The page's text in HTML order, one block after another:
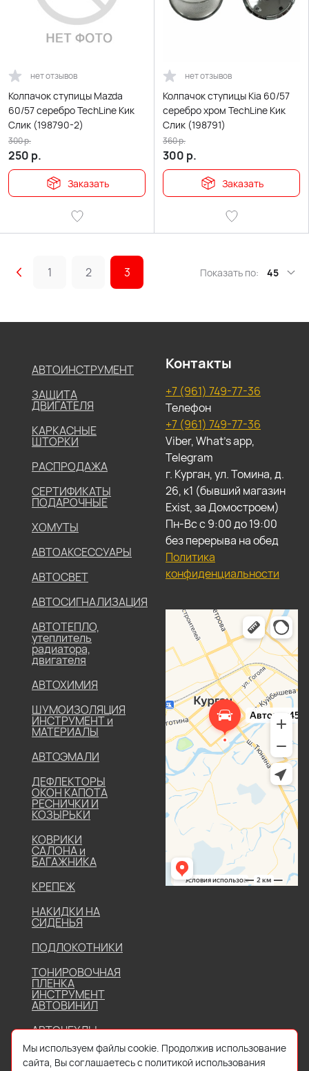
нет отзывов
Колпачок ступицы Mazda
60/57 серебро TechLine Кик
Слик (198790-2)
250 р.
300р.
Заказать
нет отзывов
Колпачок ступицы Kia 60/57
серебро хром TechLine Кик
Слик (198791)
300 р.
360р.
Заказать
1 2 3 Показать по: 45
АВТОИНСТРУМЕНТ
ЗАЩИТА
ДВИГАТЕЛЯ
КАРКАСНЫЕ
ШТОРКИ
РАСПРОДАЖА
СЕРТИФИКАТЫ
ПОДАРОЧНЫЕ
ХОМУТЫ
АВТОАКСЕССУАРЫ
АВТОСВЕТ
АВТОСИГНАЛИЗАЦИЯ
АВТОТЕПЛО,
утеплитель
радиатора,
двигателя
АВТОХИМИЯ
ШУМОИЗОЛЯЦИЯ
ИНСТРУМЕНТ и
МАТЕРИАЛЫ
АВТОЭМАЛИ
ДЕФЛЕКТОРЫ
ОКОН КАПОТА
РЕСНИЧКИ И
КОЗЫРЬКИ
КОВРИКИ
САЛОНА и
БАГАЖНИКА
КРЕПЕЖ
НАКИДКИ НА
СИДЕНЬЯ
ПОДЛОКОТНИКИ
ТОНИРОВОЧНАЯ
ПЛЕНКА
ИНСТРУМЕНТ
АВТОВИНИЛ
АВТОЧЕХЛЫ
Контакты
+7 (961) 749-77-36
Телефон
+7 (961) 749-77-36
Viber, What's app,
Telegram
г. Курган, ул. Томина, д.
26, к1 (бывший магазин
Exist, за Домостроем)
Пн-Вс с 9:00 до 19:00
без перерыва на обед
Политика
конфиденциальности
Мы используем файлы cookie. Продолжив использование
сайта, Вы соглашаетесь с политикой использования